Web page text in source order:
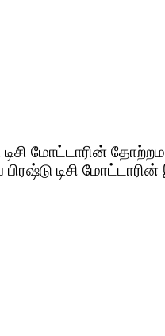
மோட்டாரின்
டிசி